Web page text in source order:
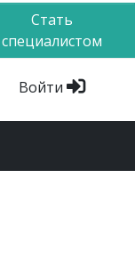
Стать
специалистом
Войти